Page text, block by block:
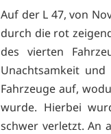
Auf der L 47, von
durch die rot
des vierten
Unachtsamkeit
Fahrzeuge auf,
wurde. Hierbei
schwer verletzt. An